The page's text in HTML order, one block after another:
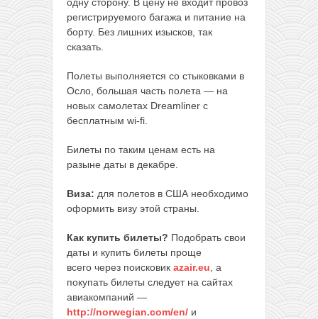
одну сторону. В цену не входит провоз
регистрируемого багажа и питание на
борту. Без лишних изысков, так
сказать.
Полеты выполняется со стыковками в
Осло, большая часть полета — на
новых самолетах Dreamliner с
бесплатным wi-fi.
Билеты по таким ценам есть на
разыне даты в декабре.
Виза: для полетов в США необходимо
оформить визу этой страны.
Как купить билеты? Подобрать свои
даты и купить билеты проще
всего через поисковик azair.eu, а
покупать билеты следует на сайтах
авиакомпаний —
http://norwegian.com/en/ и